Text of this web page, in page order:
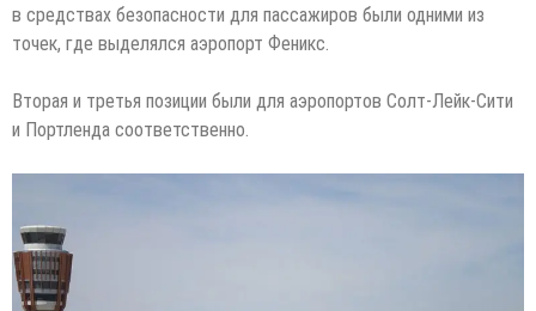
в средствах безопасности для пассажиров были одними из
точек, где выделялся аэропорт Феникс.
Вторая и третья позиции были для аэропортов Солт-Лейк-Сити
и Портленда соответственно.